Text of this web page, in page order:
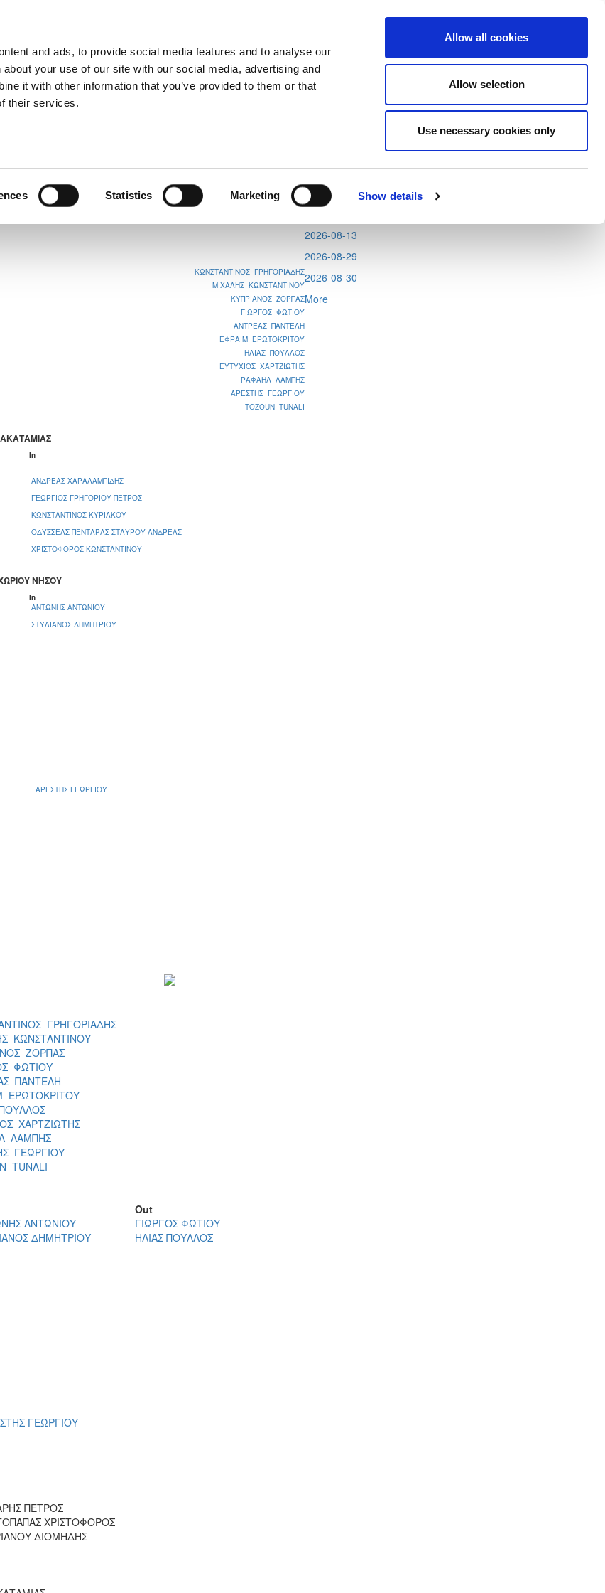
and ads, to provide social media features and to analyse our
your use of our site with our social media, advertising and
it with other information that you’ve provided to them or that
their services.
Statistics Marketing Show details
Allow all cookies
Allow selection
Use necessary cookies only
ΚΩΝΣΤΑΝΤΙΝΟΣ ΓΡΗΓΟΡΙΑΔΗΣ
ΜΙΧΑΛΗΣ ΚΩΝΣΤΑΝΤΙΝΟΥ
ΚΥΠΡΙΑΝΟΣ ΖΟΡΠΑΣ
ΓΙΩΡΓΟΣ ΦΩΤΙΟΥ
ΑΝΤΡΕΑΣ ΠΑΝΤΕΛΗ
ΕΦΡΑΙΜ ΕΡΩΤΟΚΡΙΤΟΥ
ΗΛΙΑΣ ΠΟΥΛΛΟΣ
ΕΥΤΥΧΙΟΣ ΧΑΡΤΖΙΩΤΗΣ
ΡΑΦΑΗΛ ΛΑΜΠΗΣ
ΑΡΕΣΤΗΣ ΓΕΩΡΓΙΟΥ
TOZOUN TUNALI
In
ΑΝΔΡΕΑΣ ΧΑΡΑΛΑΜΠΙΔΗΣ
ΓΕΩΡΓΙΟΣ ΓΡΗΓΟΡΙΟΥ ΠΕΤΡΟΣ
ΚΩΝΣΤΑΝΤΙΝΟΣ ΚΥΡΙΑΚΟΥ
ΟΔΥΣΣΕΑΣ ΠΕΝΤΑΡΑΣ ΣΤΑΥΡΟΥ ΑΝΔΡΕΑΣ
ΧΡΙΣΤΟΦΟΡΟΣ ΚΩΝΣΤΑΝΤΙΝΟΥ
ΝΗΣΟΥ
In
ΑΝΤΩΝΗΣ ΑΝΤΩΝΙΟΥ
ΣΤΥΛΙΑΝΟΣ ΔΗΜΗΤΡΙΟΥ
ΑΡΕΣΤΗΣ ΓΕΩΡΓΙΟΥ
ΓΡΗΓΟΡΙΑΔΗΣ
ΚΩΝΣΤΑΝΤΙΝΟΥ
ΖΟΡΠΑΣ
ΦΩΤΙΟΥ
ΠΑΝΤΕΛΗ
ΕΡΩΤΟΚΡΙΤΟΥ
ΧΑΡΤΖΙΩΤΗΣ
ΛΑΜΠΗΣ
ΓΕΩΡΓΙΟΥ
TUNALI
Out
ΑΝΤΩΝΙΟΥ
ΓΙΩΡΓΟΣ ΦΩΤΙΟΥ
ΔΗΜΗΤΡΙΟΥ
ΗΛΙΑΣ ΠΟΥΛΛΟΣ
ΓΕΩΡΓΙΟΥ
ΠΕΤΡΟΣ
ΧΡΙΣΤΟΦΟΡΟΣ
ΔΙΟΜΗΔΗΣ
Tweets by CyprusFA
Events
2026-08-11
2026-08-13
2026-08-29
2026-08-30
More